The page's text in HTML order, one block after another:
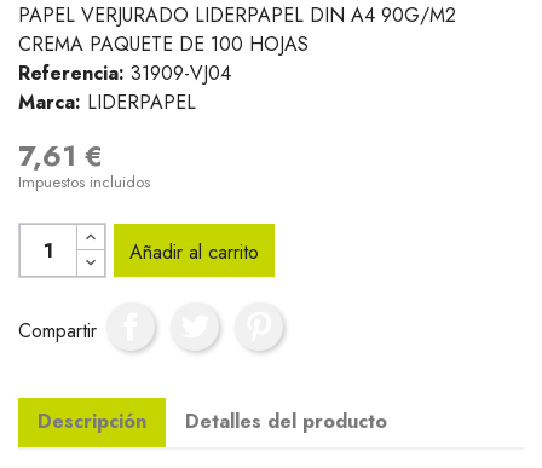
PAPEL VERJURADO LIDERPAPEL DIN A4 90G/M2
CREMA PAQUETE DE 100 HOJAS
Referencia: 31909-VJ04
Marca: LIDERPAPEL
7,61 €
Impuestos incluidos
Añadir al carrito
Compartir
Descripción Detalles del producto